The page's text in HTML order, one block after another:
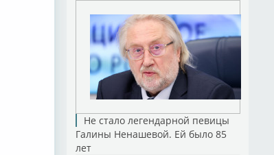
Не стало легендарной певицы
Галины Ненашевой. Ей было 85
лет